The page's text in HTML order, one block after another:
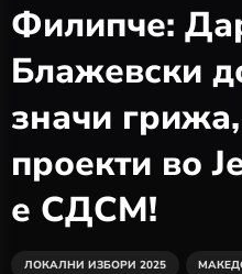
Филипче:
Блажевски
значи
проекти во
е СДСМ!
ЛОКАЛНИ ИЗБОРИ 2025